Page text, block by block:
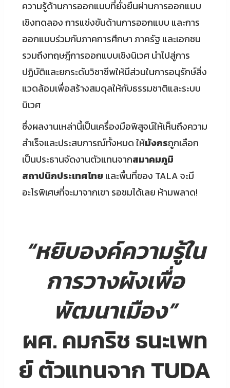
ความรู้ด้านการออกแบบที่ยั่งยืนผ่านการออกแบบ
เชิงทดลอง การแข่งขันด้านการออกแบบ และการ
ออกแบบร่วมกับภาคการศึกษา ภาครัฐ และเอกชน
รวมถึงทฤษฎีการออกแบบเชิงนิเวศ นำไปสู่การ
ปฏิบัติและยกระดับวิชาชีพให้มีส่วนในการอนุรักษ์สิ่ง
แวดล้อมเพื่อสร้างสมดุลให้กับธรรมชาติและระบบ
นิเวศ
ซึ่งผลงานเหล่านี้เป็นเครื่องมือพิสูจน์ให้เห็นถึงความ
สำเร็จและประสบการณ์ทั้งหมด ให้มังกรถูกเลือก
เป็นประธานจัดงานตัวแทนจากสมาคมภูมิ
สถาปนิกประเทศไทย และพื้นที่ของ TALA จะมี
อะไรพิเศษที่จะมาจากเขา รอชมได้เลย ห้ามพลาด!
“หยิบองค์ความรู้ใน
การวางผังเพื่อ
พัฒนาเมือง”
ผศ. คมกริช ธนะเพท
ย์ ตัวแทนจาก TUDA